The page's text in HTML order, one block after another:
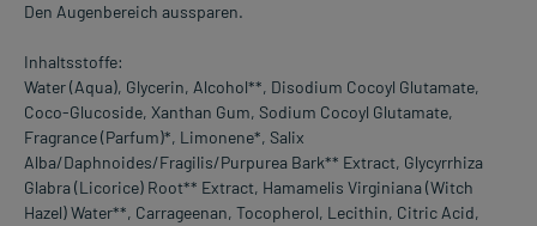
Den Augenbereich aussparen.
Inhaltsstoffe:
Water (Aqua), Glycerin, Alcohol**, Disodium Cocoyl Glutamate,
Coco-Glucoside, Xanthan Gum, Sodium Cocoyl Glutamate,
Fragrance (Parfum)*, Limonene*, Salix
Alba/Daphnoides/Fragilis/Purpurea Bark** Extract, Glycyrrhiza
Glabra (Licorice) Root** Extract, Hamamelis Virginiana (Witch
Hazel) Water**, Carrageenan, Tocopherol, Lecithin, Citric Acid,